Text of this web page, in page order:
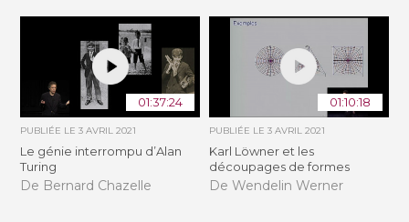
01:37:24
PUBLIÉE LE3 AVRIL 2021
Le génie interrompu d’Alan
Turing
De Bernard Chazelle
01:10:18
PUBLIÉE LE 3 AVRIL 2021
Karl Löwner et les
découpages de formes
De Wendelin Werner